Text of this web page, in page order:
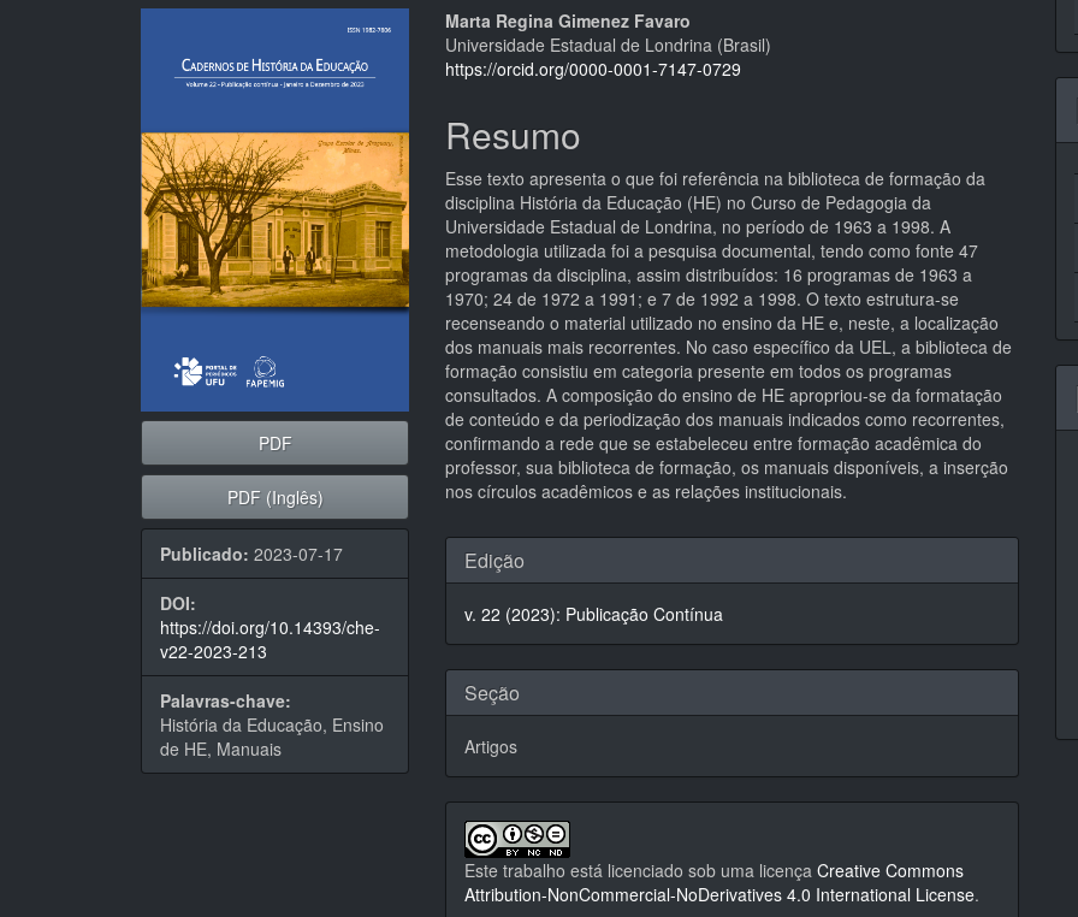
lateral
artigos
PDF
PDF (Inglês)
Publicado: 2023-07-17
DOI:
https://doi.org/10.14393/che-
v22-2023-213
Palavras-chave:
História da Educação, Ensino
de HE, Manuais
Conteúdo
do
principal
Marta Regina Gimenez Favaro
Universidade Estadual de Londrina (Brasil)
https://orcid.org/0000-0001-7147-0729
Resumo
Esse texto apresenta o que foi referência na biblioteca de formação da
disciplina História da Educação (HE) no Curso de Pedagogia da
Universidade Estadual de Londrina, no período de 1963 a 1998. A
metodologia utilizada foi a pesquisa documental, tendo como fonte 47
programas da disciplina, assim distribuídos: 16 programas de 1963 a
1970; 24 de 1972 a 1991; e 7 de 1992 a 1998. O texto estrutura-se
recenseando o material utilizado no ensino da HE e, neste, a localização
dos manuais mais recorrentes. No caso específico da UEL, a biblioteca de
formação consistiu em categoria presente em todos os programas
consultados. A composição do ensino de HE apropriou-se da formatação
de conteúdo e da periodização dos manuais indicados como recorrentes,
confirmando a rede que se estabeleceu entre formação acadêmica do
professor, sua biblioteca de formação, os manuais disponíveis, a inserção
nos círculos acadêmicos e as relações institucionais.
Detalhes
do
artigo
Edição
v. 22 (2023): Publicação Contínua
Seção
Artigos
Este trabalho está licenciado sob uma licençaCreative Commons
Attribution-NonCommercial-NoDerivatives 4.0 International License.